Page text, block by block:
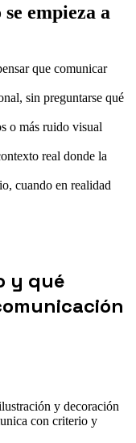
empieza a
que comunicar
sin preguntarse qué
o más ruido visual
real donde la
cuando en realidad
y qué
y decoración
con criterio y